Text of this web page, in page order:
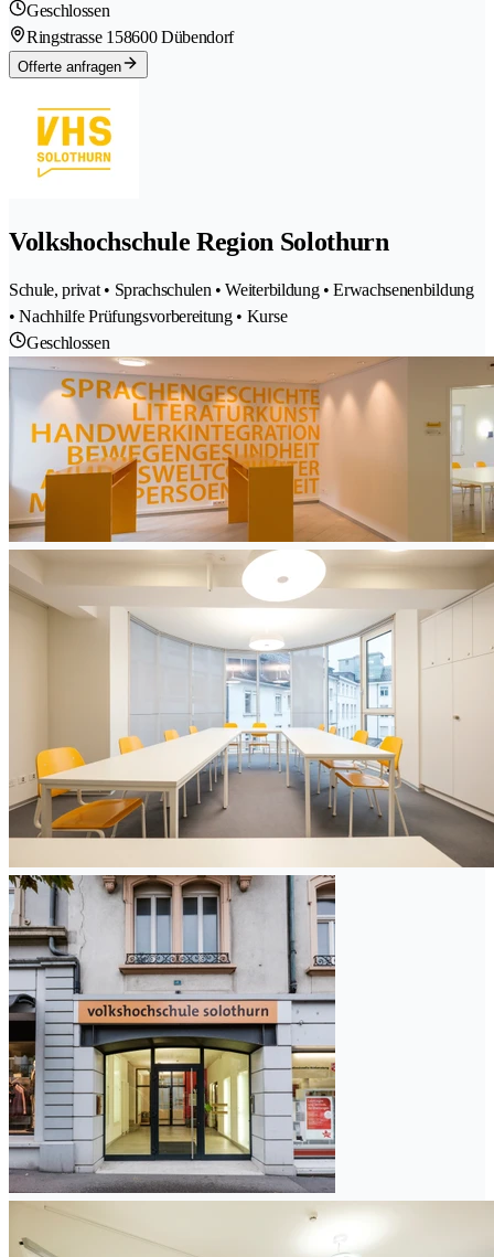
Geschlossen
Ringstrasse 158600 Dübendorf
Offerte anfragen
Volkshochschule Region Solothurn
Schule, privat • Sprachschulen • Weiterbildung • Erwachsenenbildung
• Nachhilfe Prüfungsvorbereitung • Kurse
Geschlossen